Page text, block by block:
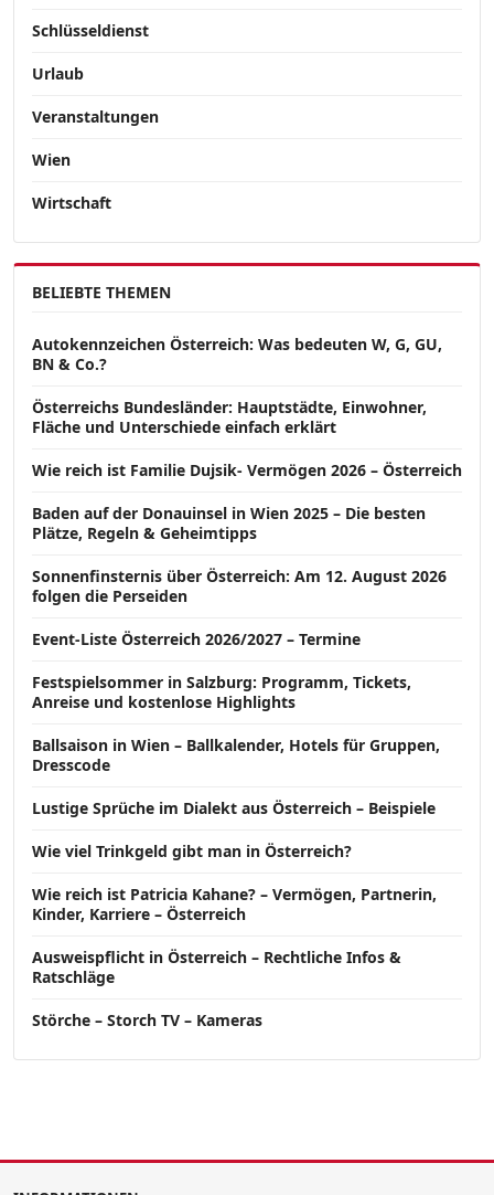
Schlüsseldienst
Urlaub
Veranstaltungen
Wien
Wirtschaft
BELIEBTE THEMEN
Autokennzeichen Österreich: Was bedeuten W, G, GU,
BN & Co.?
Österreichs Bundesländer: Hauptstädte, Einwohner,
Fläche und Unterschiede einfach erklärt
Wie reich ist Familie Dujsik- Vermögen 2026 – Österreich
Baden auf der Donauinsel in Wien 2025 – Die besten
Plätze, Regeln & Geheimtipps
Sonnenfinsternis über Österreich: Am 12. August 2026
folgen die Perseiden
Event-Liste Österreich 2026/2027 – Termine
Festspielsommer in Salzburg: Programm, Tickets,
Anreise und kostenlose Highlights
Ballsaison in Wien – Ballkalender, Hotels für Gruppen,
Dresscode
Lustige Sprüche im Dialekt aus Österreich – Beispiele
Wie viel Trinkgeld gibt man in Österreich?
Wie reich ist Patricia Kahane? – Vermögen, Partnerin,
Kinder, Karriere – Österreich
Ausweispflicht in Österreich – Rechtliche Infos &
Ratschläge
Störche – Storch TV – Kameras